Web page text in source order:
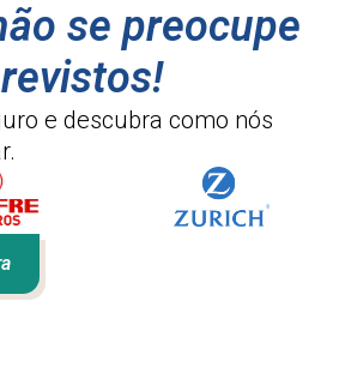
se preocupe
e descubra como nós